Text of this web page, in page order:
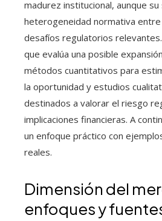
madurez institucional, aunque
heterogeneidad normativa
desafíos regulatorios
que evalúa una posible
métodos cuantitativos para
la oportunidad y estudios
destinados a valorar el riesgo
implicaciones financieras. A
un enfoque práctico con
reales.
Dimensión del
enfoques y